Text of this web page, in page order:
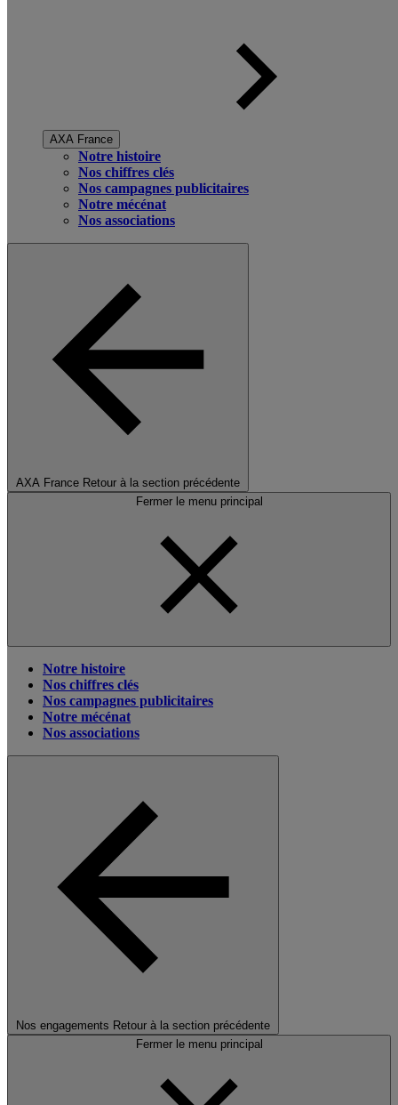
AXA France
Notre histoire
Nos chiffres clés
Nos campagnes publicitaires
Notre mécénat
Nos associations
AXA France Retour à la section précédente
Fermer le menu principal
Notre histoire
Nos chiffres clés
Nos campagnes publicitaires
Notre mécénat
Nos associations
Nos engagements Retour à la section précédente
Fermer le menu principal